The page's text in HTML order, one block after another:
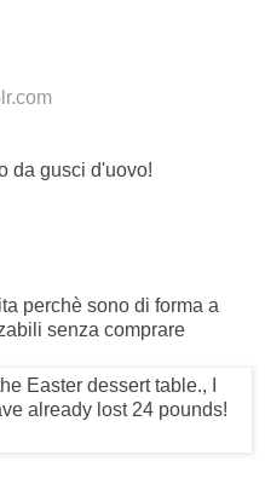
da gusci d'uovo!
perchè sono di forma a
senza comprare